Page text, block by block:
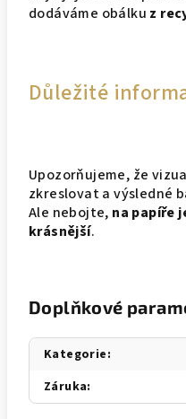
dodáváme obálku z
Důležité
Upozorňujeme, že
zkreslovat a výsledné
Ale nebojte, na papíře
krásnější.
Doplňkové
Kategorie:
Záruka: